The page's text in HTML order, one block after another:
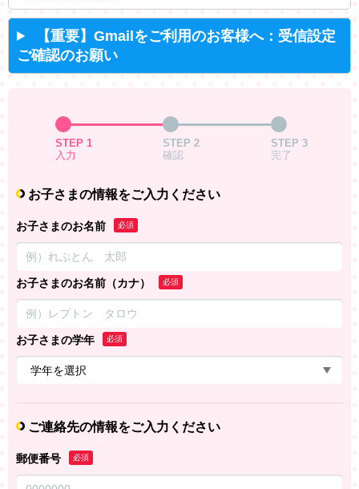
【重要】Gmailをご利用のお客様へ：受信設定
ご確認のお願い
STEP 1
入力
STEP 2
確認
STEP 3
完了
お子さまの情報をご入力ください
お子さまのお名前 必須
お子さまのお名前（カナ） 必須
お子さまの学年 必須
ご連絡先の情報をご入力ください
郵便番号 必須